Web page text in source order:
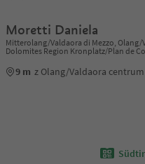
Moretti Daniela
Mitterolang/Valdaora di Mezzo, Olang/
Dolomites Region Kronplatz/Plan de
9 m z Olang/Valdaora centrum